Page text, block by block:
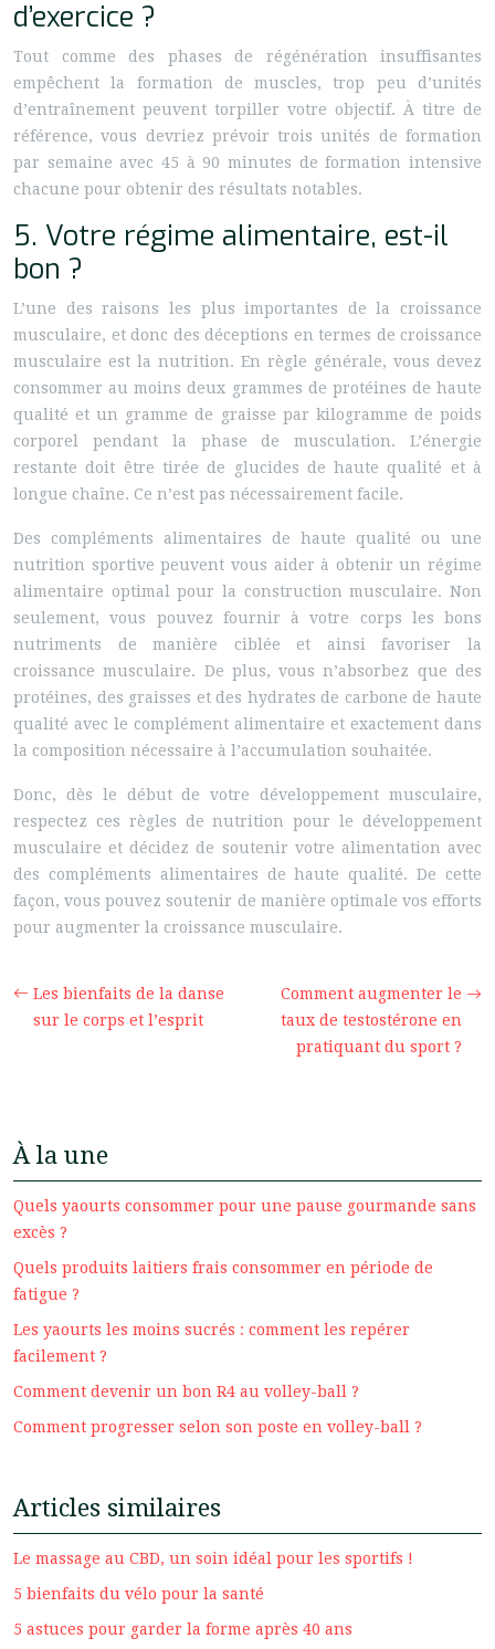
d’exercice ?
Tout comme des phases de régénération insuffisantes
empêchent la formation de muscles, trop peu d’unités
d’entraînement peuvent torpiller votre objectif. À titre de
référence, vous devriez prévoir trois unités de formation
par semaine avec 45 à 90 minutes de formation intensive
chacune pour obtenir des résultats notables.
5. Votre régime alimentaire, est-il
bon ?
L’une des raisons les plus importantes de la croissance
musculaire, et donc des déceptions en termes de croissance
musculaire est la nutrition. En règle générale, vous devez
consommer au moins deux grammes de protéines de haute
qualité et un gramme de graisse par kilogramme de poids
corporel pendant la phase de musculation. L’énergie
restante doit être tirée de glucides de haute qualité et à
longue chaîne. Ce n’est pas nécessairement facile.
Des compléments alimentaires de haute qualité ou une
nutrition sportive peuvent vous aider à obtenir un régime
alimentaire optimal pour la construction musculaire. Non
seulement, vous pouvez fournir à votre corps les bons
nutriments de manière ciblée et ainsi favoriser la
croissance musculaire. De plus, vous n’absorbez que des
protéines, des graisses et des hydrates de carbone de haute
qualité avec le complément alimentaire et exactement dans
la composition nécessaire à l’accumulation souhaitée.
Donc, dès le début de votre développement musculaire,
respectez ces règles de nutrition pour le développement
musculaire et décidez de soutenir votre alimentation avec
des compléments alimentaires de haute qualité. De cette
façon, vous pouvez soutenir de manière optimale vos efforts
pour augmenter la croissance musculaire.
Les bienfaits de la danse
sur le corps et l’esprit
Comment augmenter le
taux de testostérone en
pratiquant du sport ?
À la une
Quels yaourts consommer pour une pause gourmande sans
excès ?
Quels produits laitiers frais consommer en période de
fatigue ?
Les yaourts les moins sucrés : comment les repérer
facilement ?
Comment devenir un bon R4 au volley-ball ?
Comment progresser selon son poste en volley-ball ?
Articles similaires
Le massage au CBD, un soin idéal pour les sportifs !
5 bienfaits du vélo pour la santé
5 astuces pour garder la forme après 40 ans